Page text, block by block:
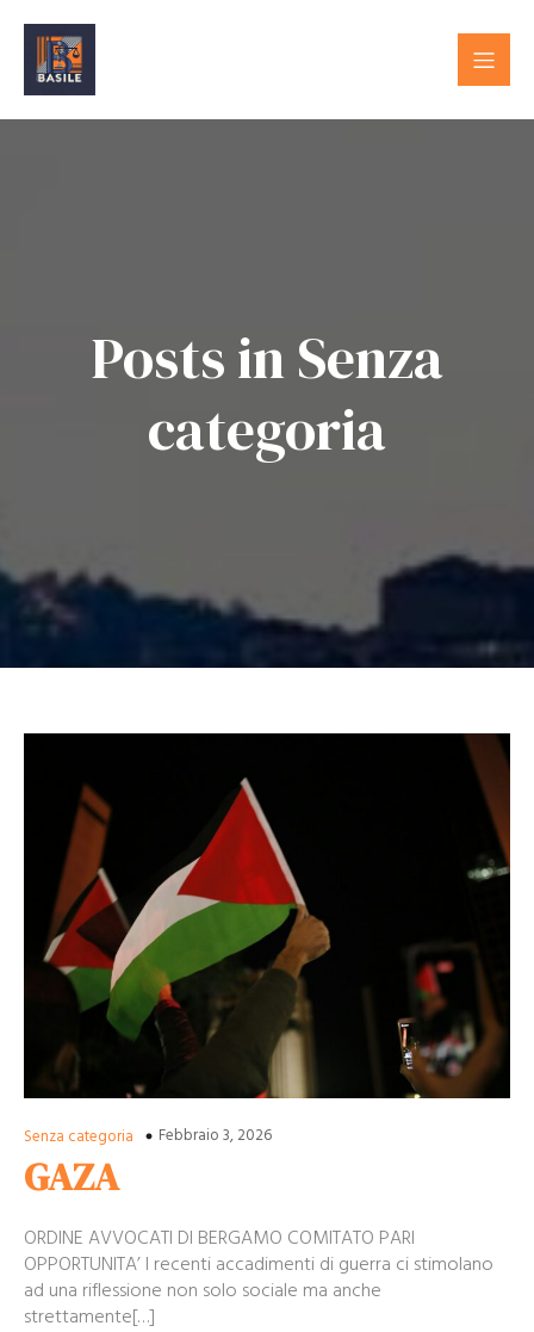
Posts in Senza
categoria
Senza categoria Febbraio 3, 2026
GAZA
ORDINE AVVOCATI DI BERGAMO COMITATO PARI
OPPORTUNITA’ I recenti accadimenti di guerra ci stimolano
ad una riflessione non solo sociale ma anche
strettamente[…]